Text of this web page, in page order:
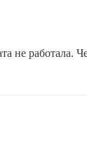
не работала.